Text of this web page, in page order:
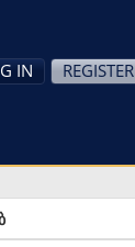
IN REGISTER